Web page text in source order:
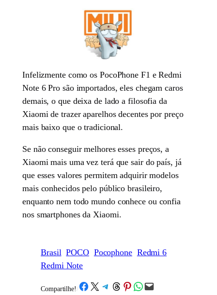
Infelizmente como os PocoPhone F1 e Redmi
Note 6 Pro são importados, eles chegam caros
demais, o que deixa de lado a filosofia da
Xiaomi de trazer aparelhos decentes por preço
mais baixo que o tradicional.
Se não conseguir melhores esses preços, a
Xiaomi mais uma vez terá que sair do país, já
que esses valores permitem adquirir modelos
mais conhecidos pelo público brasileiro,
enquanto nem todo mundo conhece ou confia
nos smartphones da Xiaomi.
Brasil POCO Pocophone Redmi 6
Redmi Note
Compartilhe! /Share on Facebook
Share on X Share on Telegram
Share on Threads
Share on Pinterest
Share on WhatsApp
Email this Page